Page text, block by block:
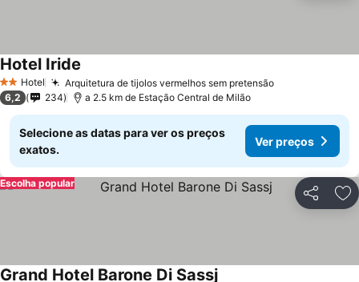
2 Estrelas
Hotel Arquitetura de tijolos vermelhos sem pretensãoVer preços
Hotel Iride
6,2 234 a 2.5 km de Estação Central de Milão
Selecione as datas para ver os preços
exatos.
Ver preços
Partilhar
Escolha popular
Grand Hotel Barone Di Sassj